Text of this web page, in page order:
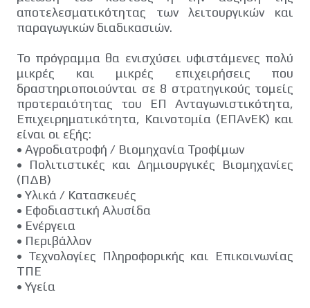
αποτελεσματικότητας των λειτουργικών και
παραγωγικών διαδικασιών.
Το πρόγραμμα θα ενισχύσει υφιστάμενες πολύ
μικρές και μικρές επιχειρήσεις που
δραστηριοποιούνται σε 8 στρατηγικούς τομείς
προτεραιότητας του ΕΠ Ανταγωνιστικότητα,
Επιχειρηματικότητα, Καινοτομία (ΕΠΑνΕΚ) και
είναι οι εξής:
• Αγροδιατροφή / Βιομηχανία Τροφίμων
•
Πολιτιστικές και Δημιουργικές Βιομηχανίες
(ΠΔΒ)
• Υλικά / Κατασκευές
• Εφοδιαστική Αλυσίδα
• Ενέργεια
• Περιβάλλον
• Τεχνολογίες Πληροφορικής και Επικοινωνίας
ΤΠΕ
• Υγεία